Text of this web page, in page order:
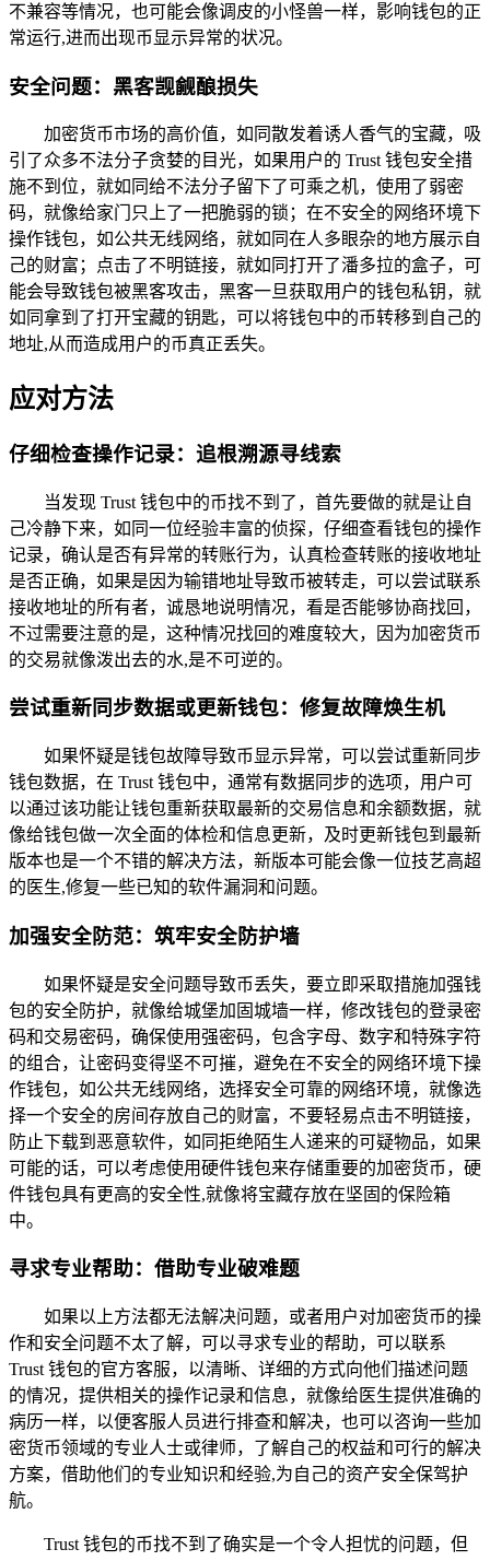
不兼容等情况，也可能会像调皮的小怪兽一样，影响钱包的正
常运行,进而出现币显示异常的状况。
安全问题：黑客觊觎酿损失
加密货币市场的高价值，如同散发着诱人香气的宝藏，吸
引了众多不法分子贪婪的目光，如果用户的 Trust 钱包安全措
施不到位，就如同给不法分子留下了可乘之机，使用了弱密
码，就像给家门只上了一把脆弱的锁；在不安全的网络环境下
操作钱包，如公共无线网络，就如同在人多眼杂的地方展示自
己的财富；点击了不明链接，就如同打开了潘多拉的盒子，可
能会导致钱包被黑客攻击，黑客一旦获取用户的钱包私钥，就
如同拿到了打开宝藏的钥匙，可以将钱包中的币转移到自己的
地址,从而造成用户的币真正丢失。
应对方法
仔细检查操作记录：追根溯源寻线索
当发现 Trust 钱包中的币找不到了，首先要做的就是让自
己冷静下来，如同一位经验丰富的侦探，仔细查看钱包的操作
记录，确认是否有异常的转账行为，认真检查转账的接收地址
是否正确，如果是因为输错地址导致币被转走，可以尝试联系
接收地址的所有者，诚恳地说明情况，看是否能够协商找回，
不过需要注意的是，这种情况找回的难度较大，因为加密货币
的交易就像泼出去的水,是不可逆的。
尝试重新同步数据或更新钱包：修复故障焕生机
如果怀疑是钱包故障导致币显示异常，可以尝试重新同步
钱包数据，在 Trust 钱包中，通常有数据同步的选项，用户可
以通过该功能让钱包重新获取最新的交易信息和余额数据，就
像给钱包做一次全面的体检和信息更新，及时更新钱包到最新
版本也是一个不错的解决方法，新版本可能会像一位技艺高超
的医生,修复一些已知的软件漏洞和问题。
加强安全防范：筑牢安全防护墙
如果怀疑是安全问题导致币丢失，要立即采取措施加强钱
包的安全防护，就像给城堡加固城墙一样，修改钱包的登录密
码和交易密码，确保使用强密码，包含字母、数字和特殊字符
的组合，让密码变得坚不可摧，避免在不安全的网络环境下操
作钱包，如公共无线网络，选择安全可靠的网络环境，就像选
择一个安全的房间存放自己的财富，不要轻易点击不明链接，
防止下载到恶意软件，如同拒绝陌生人递来的可疑物品，如果
可能的话，可以考虑使用硬件钱包来存储重要的加密货币，硬
件钱包具有更高的安全性,就像将宝藏存放在坚固的保险箱
中。
寻求专业帮助：借助专业破难题
如果以上方法都无法解决问题，或者用户对加密货币的操
作和安全问题不太了解，可以寻求专业的帮助，可以联系
Trust 钱包的官方客服，以清晰、详细的方式向他们描述问题
的情况，提供相关的操作记录和信息，就像给医生提供准确的
病历一样，以便客服人员进行排查和解决，也可以咨询一些加
密货币领域的专业人士或律师，了解自己的权益和可行的解决
方案，借助他们的专业知识和经验,为自己的资产安全保驾护
航。
Trust 钱包的币找不到了确实是一个令人担忧的问题，但